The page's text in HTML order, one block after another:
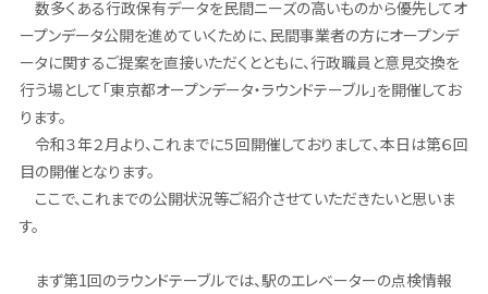
数多くある行政保有データを民間ニーズの高いものから優先してオ
ープンデータ公開を進めていくために、民間事業者の方にオープンデ
ータに関するご提案を直接いただくとともに、行政職員と意見交換を
行う場として「東京都オープンデータ・ラウンドテーブル」を開催してお
ります。
令和３年２月より、これまでに５回開催しておりまして、本日は第６回
目の開催となります。
ここで、これまでの公開状況等ご紹介させていただきたいと思いま
す。
まず第1回のラウンドテーブルでは、駅のエレベーターの点検情報